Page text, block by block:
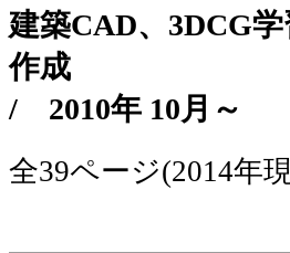
建築CAD、3DCG
作成
/ 2010年 10月～
全39ページ(2014年現